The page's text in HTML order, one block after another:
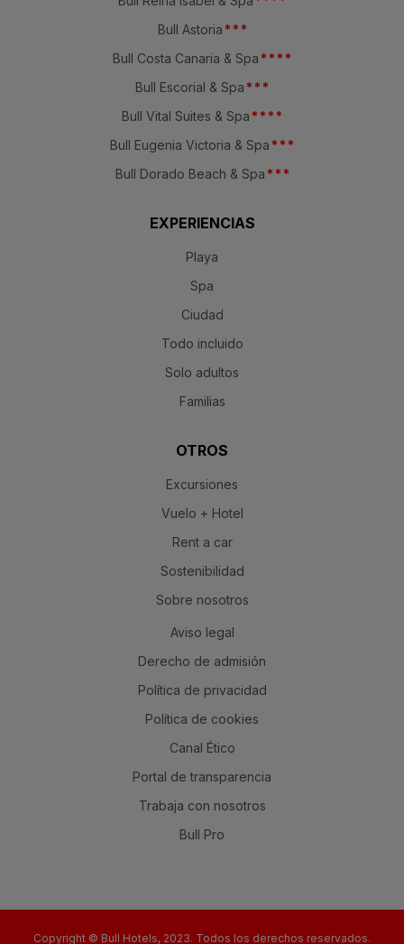
Bull Astoria * * *
Bull Costa Canaria & Spa * * * *
Bull Escorial & Spa * * *
Bull Vital Suites & Spa * * * *
Bull Eugenia Victoria & Spa * * *
Bull Dorado Beach & Spa * * *
EXPERIENCIAS
Playa
Spa
Ciudad
Todo incluido
Solo adultos
Familias
OTROS
Excursiones
Vuelo + Hotel
Rent a car
Sostenibilidad
Sobre nosotros
Aviso legal
Derecho de admisión
Política de privacidad
Política de cookies
Canal Ético
Portal de transparencia
Trabaja con nosotros
Bull Pro
Copyright © Bull Hotels, 2023. Todos los derechos reservados.